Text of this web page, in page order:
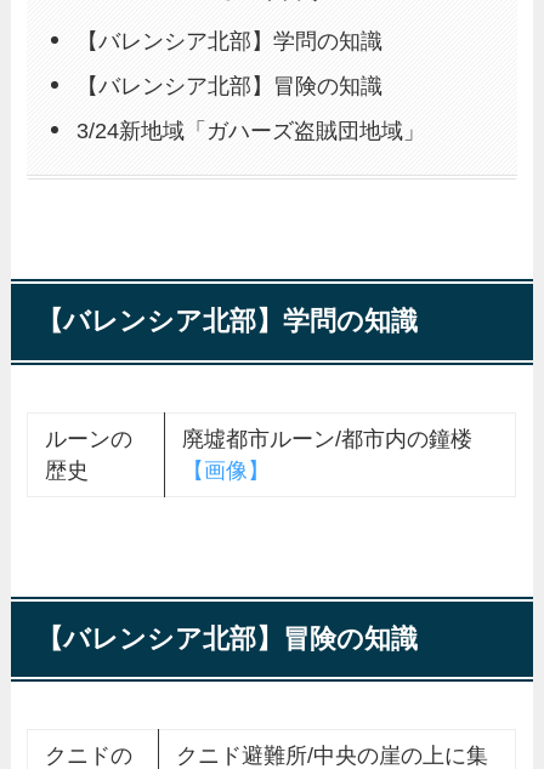
【バレンシア北部】学問の知識
【バレンシア北部】冒険の知識
3/24新地域「ガハーズ盗賊団地域」
【バレンシア北部】学問の知識
ルーンの
歴史
廃墟都市ルーン/都市内の鐘楼
【画像】
【バレンシア北部】冒険の知識
クニドの
クニド避難所/中央の崖の上に集